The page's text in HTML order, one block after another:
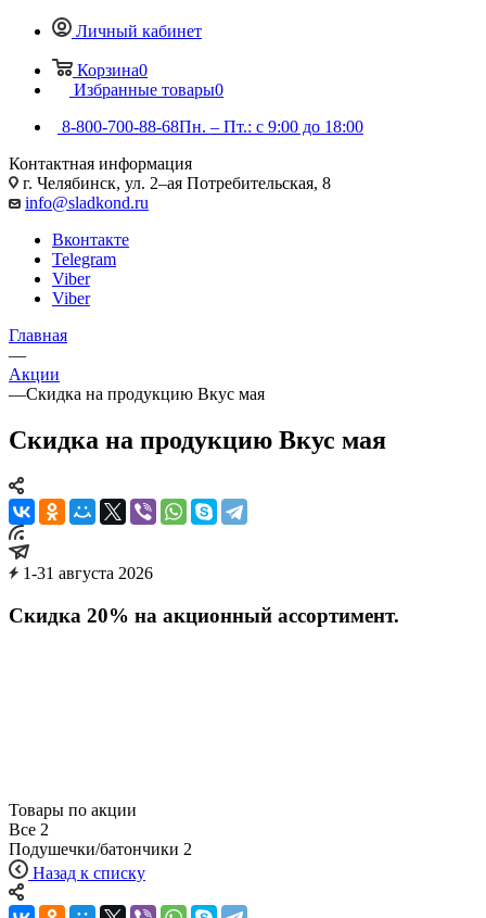
Личный кабинет
Корзина0
Избранные товары0
8-800-700-88-68Пн. – Пт.: с 9:00 до 18:00
Контактная информация
г. Челябинск, ул. 2–ая Потребительская, 8
info@sladkond.ru
Вконтакте
Telegram
Viber
Viber
Главная
—
Акции
—Скидка на продукцию Вкус мая
Скидка на продукцию Вкус мая
1-31 августа 2026
Скидка 20% на акционный ассортимент.
Товары по акции
Все 2
Подушечки/батончики 2
Назад к списку